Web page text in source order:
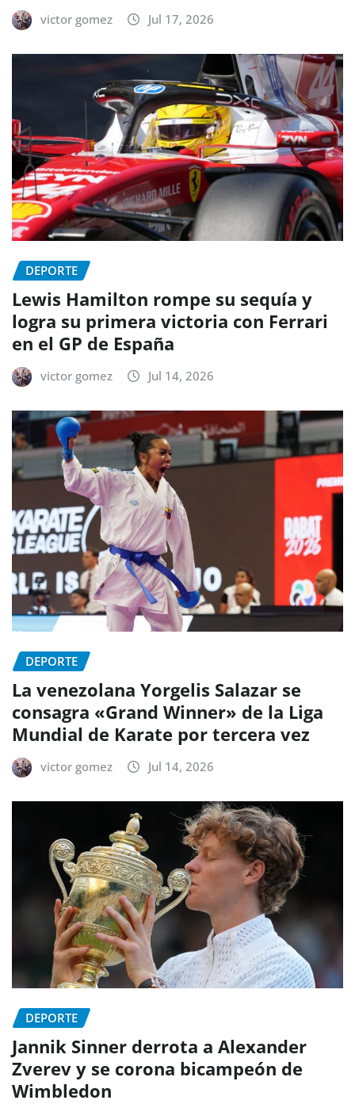
victor gomez Jul 17, 2026
DEPORTE
Lewis Hamilton rompe su sequía y
logra su primera victoria con Ferrari
en el GP de España
victor gomez Jul 14, 2026
DEPORTE
La venezolana Yorgelis Salazar se
consagra «Grand Winner» de la Liga
Mundial de Karate por tercera vez
victor gomez Jul 14, 2026
DEPORTE
Jannik Sinner derrota a Alexander
Zverev y se corona bicampeón de
Wimbledon